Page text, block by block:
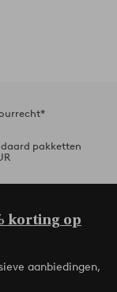
pakketten
korting op
aanbiedingen,